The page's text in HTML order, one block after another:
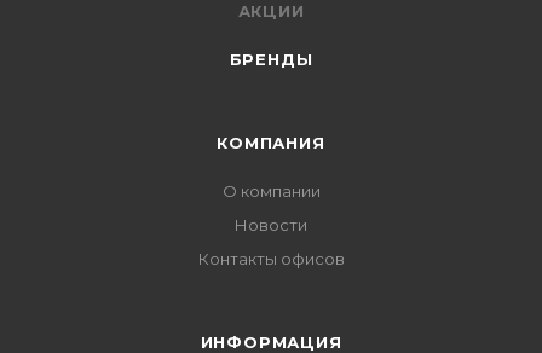
АКЦИИ
БРЕНДЫ
КОМПАНИЯ
О компании
Новости
Контакты офисов
ИНФОРМАЦИЯ